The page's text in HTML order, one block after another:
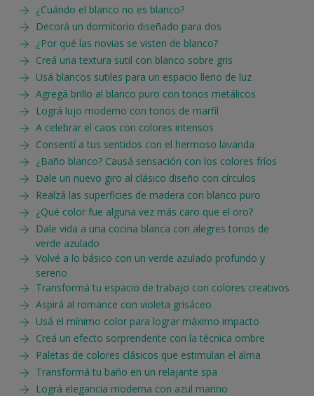
¿Cuándo el blanco no es blanco?
Decorá un dormitorio diseñado para dos
¿Por qué las novias se visten de blanco?
Creá una textura sutil con blanco sobre gris
Usá blancos sutiles para un espacio lleno de luz
Agregá brillo al blanco puro con tonos metálicos
Lográ lujo moderno con tonos de marfil
A celebrar el caos con colores intensos
Consentí a tus sentidos con el hermoso lavanda
¿Baño blanco? Causá sensación con los colores fríos
Dale un nuevo giro al clásico diseño con círculos
Realzá las superficies de madera con blanco puro
¿Qué color fue alguna vez más caro que el oro?
Dale vida a una cocina blanca con alegres tonos de
verde azulado
Volvé a lo básico con un verde azulado profundo y
sereno
Transformá tu espacio de trabajo con colores creativos
Aspirá al romance con violeta grisáceo
Usá el mínimo color para lograr máximo impacto
Creá un efecto sorprendente con la técnica ombre
Paletas de colores clásicos que estimulan el alma
Transformá tu baño en un relajante spa
Lográ elegancia moderna con azul marino